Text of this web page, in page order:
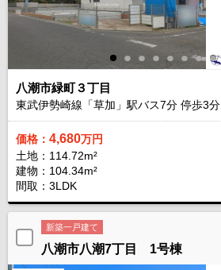
八潮市緑町３丁目
東武伊勢崎線「草加」駅バス7分 停歩3分
価格： 4,680万円
土地：114.72m²
建物：104.34m²
間取：3LDK
新築一戸建て
八潮市八潮7丁目 1号棟